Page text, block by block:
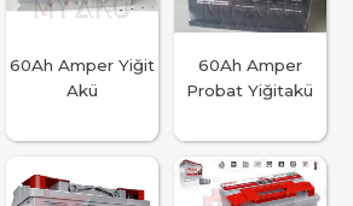
60Ah Amper Yiğit
Akü
60Ah Amper
Probat Yiğitakü